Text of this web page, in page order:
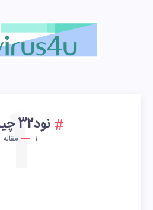
نود32 چیست
1 مقاله
1